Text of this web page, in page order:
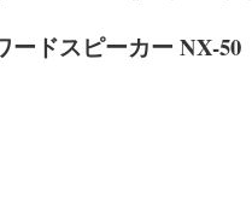
ードスピーカー NX-50